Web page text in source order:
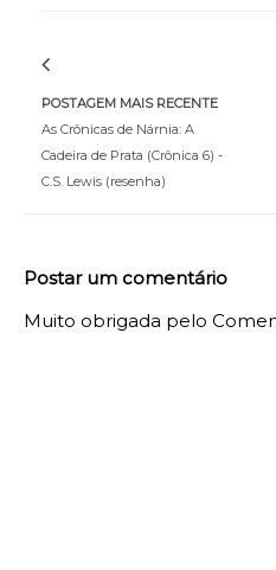
POSTAGEM MAIS RECENTE
As Crônicas de Nárnia: A
Cadeira de Prata (Crônica 6) -
C.S. Lewis (resenha)
Postar um comentário
Muito obrigada pelo